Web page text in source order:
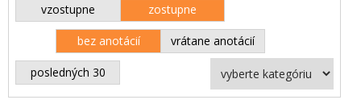
vzostupne zostupne
bez anotácií vrátane anotácií
posledných 30